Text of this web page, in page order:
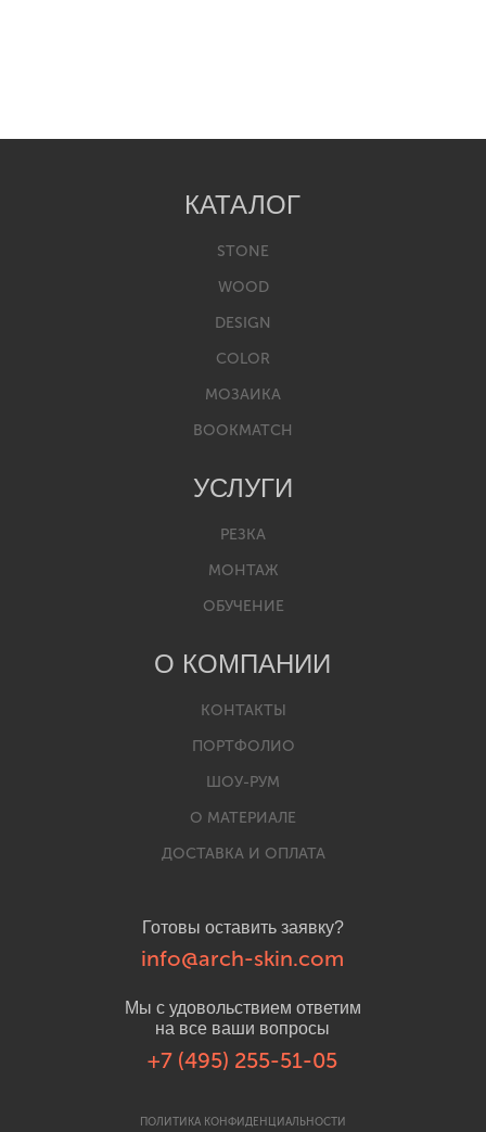
Готовы оставить заявку?
info@arch-skin.com
Мы с удовольствием ответим
на все ваши вопросы
+7 (495) 255-51-05
ПОЛИТИКА КОНФИДЕНЦИАЛЬНОСТИ
КАТАЛОГ
STONE
WOOD
DESIGN
COLOR
МОЗАИКА
BOOKMATCH
УСЛУГИ
РЕЗКА
МОНТАЖ
ОБУЧЕНИЕ
О КОМПАНИИ
КОНТАКТЫ
ПОРТФОЛИО
ШОУ-РУМ
О МАТЕРИАЛЕ
ДОСТАВКА И ОПЛАТА